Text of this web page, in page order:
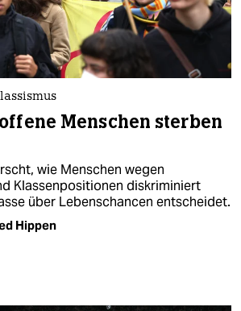
Menschen sterben
wie Menschen wegen
Klassenpositionen diskriminiert
über Lebenschancen entscheidet.
Hippen